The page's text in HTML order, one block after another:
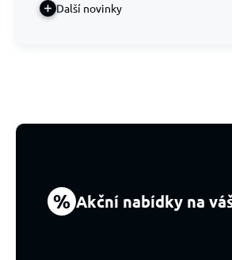
Další novinky
% Akční nabídky na